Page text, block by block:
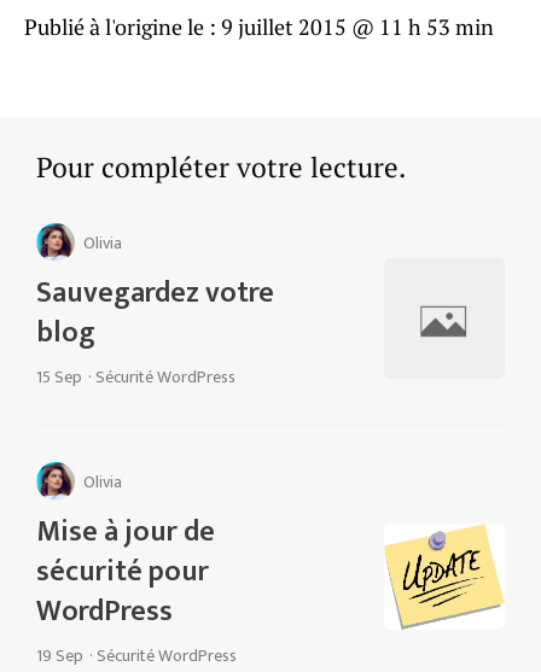
Publié à l'origine le : 9 juillet 2015 @ 11 h 53 min
Pour compléter votre lecture.
Olivia
Sauvegardez votre
blog
15 Sep · Sécurité WordPress
Olivia
Mise à jour de
sécurité pour
WordPress
19 Sep · Sécurité WordPress